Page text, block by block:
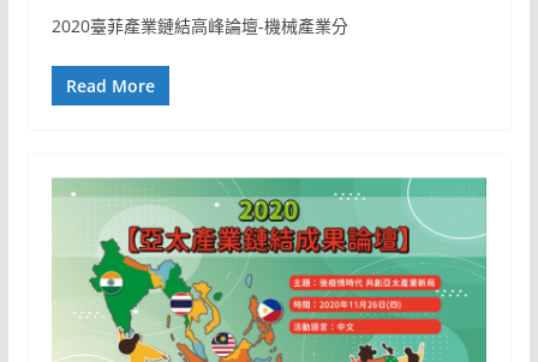
2020臺菲產業鏈結高峰論壇-機械產業分
Read More